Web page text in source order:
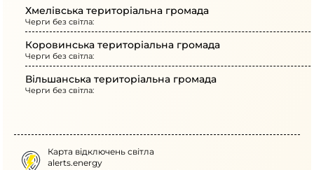
Хмелівська територіальна громада
Черги без світла:
Коровинська територіальна громада
Черги без світла:
Вільшанська територіальна громада
Черги без світла:
Карта відключень світла
alerts.energy